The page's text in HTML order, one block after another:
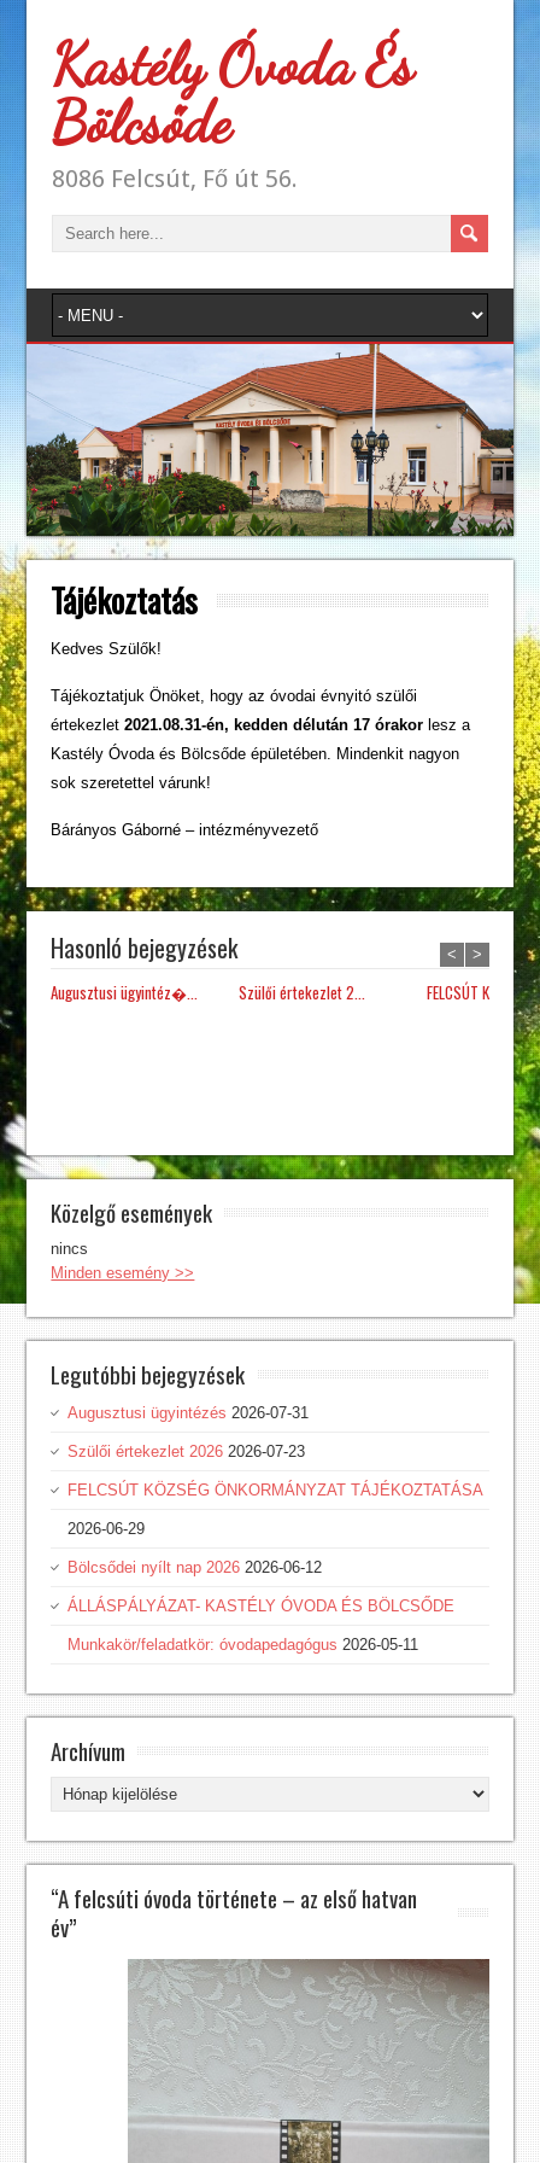
Kastély Óvoda És
Bölcsőde
8086 Felcsút, Fő út 56.
Tájékoztatás
Kedves Szülők!
Tájékoztatjuk Önöket, hogy az óvodai évnyitó szülői
értekezlet2021.08.31-én, kedden délután 17 órakor lesz a
Kastély Óvoda és Bölcsőde épületében. Mindenkit nagyon
sok szeretettel várunk!
Bárányos Gáborné – intézményvezető
Hasonló bejegyzések
Augusztusi ügyintéz�... Szülői értekezlet 2... FELCSÚT KÖZSÉG
< >
Közelgő események
nincs
Minden esemény >>
Legutóbbi bejegyzések
Augusztusi ügyintézés 2026-07-31
Szülői értekezlet 2026 2026-07-23
FELCSÚT KÖZSÉG ÖNKORMÁNYZAT TÁJÉKOZTATÁSA
2026-06-29
Bölcsődei nyílt nap 2026 2026-06-12
ÁLLÁSPÁLYÁZAT- KASTÉLY ÓVODA ÉS BÖLCSŐDE
Munkakör/feladatkör: óvodapedagógus 2026-05-11
Archívum
Archívum
“A felcsúti óvoda története – az első hatvan
év”